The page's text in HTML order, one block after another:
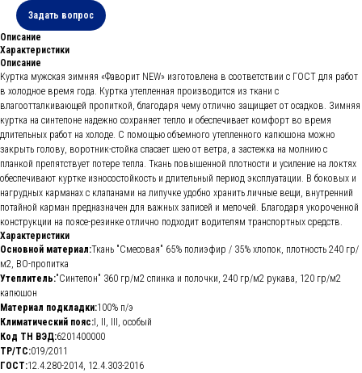
Задать вопрос
Описание
Характеристики
Описание
Куртка мужская зимняя «Фаворит NEW» изготовлена в соответствии с ГОСТ для работ
в холодное время года. Куртка утепленная производится из ткани с
влагоотталкивающей пропиткой, благодаря чему отлично защищает от осадков. Зимняя
куртка на синтепоне надежно сохраняет тепло и обеспечивает комфорт во время
длительных работ на холоде. С помощью объемного утепленного капюшона можно
закрыть голову, воротник-стойка спасает шею от ветра, а застежка на молнию с
планкой препятствует потере тепла. Ткань повышенной плотности и усиление на локтях
обеспечивают куртке износостойкость и длительный период эксплуатации. В боковых и
нагрудных карманах с клапанами на липучке удобно хранить личные вещи, внутренний
потайной карман предназначен для важных записей и мелочей. Благодаря укороченной
конструкции на поясе-резинке отлично подходит водителям транспортных средств.
Характеристики
Основной материал:Ткань "Смесовая" 65% полиэфир / 35% хлопок, плотность 240 гр/
м2, ВО-пропитка
Утеплитель:"Синтепон" 360 гр/м2 спинка и полочки, 240 гр/м2 рукава, 120 гр/м2
капюшон
Материал подкладки:100% п/э
Климатический пояс: I, II, III, особый
Код ТН ВЭД:6201400000
ТР/ТС:019/2011
ГОСТ:12.4.280-2014, 12.4.303-2016